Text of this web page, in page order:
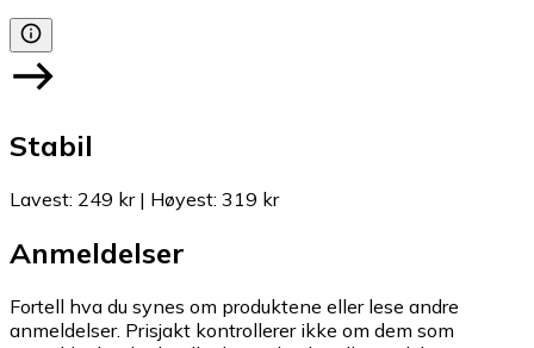
Stabil
Lavest: 249 kr| Høyest: 319 kr
Anmeldelser
Fortell hva du synes om produktene eller lese andre
anmeldelser. Prisjakt kontrollerer ikke om dem som